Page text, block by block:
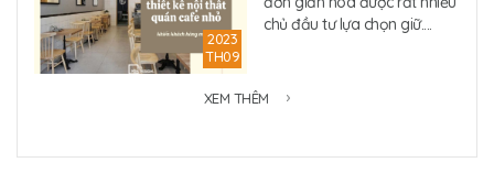
2023
TH09
chủ đầu tư lựa chọn giữ....
XEM THÊM